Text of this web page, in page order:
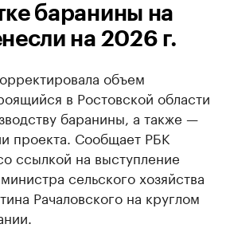
баранины на
на 2026 г.
объем
в Ростовской области
баранины, а также —
проекта. Сообщает РБК
ссылкой на выступление
сельского хозяйства
Рачаловского на круглом